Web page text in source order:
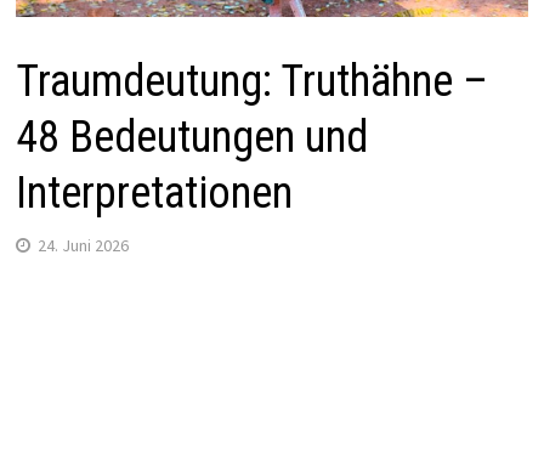
Traumdeutung: Truthähne –
48 Bedeutungen und
Interpretationen
24. Juni 2026